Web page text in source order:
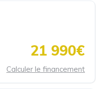
21 990€
Calculer le financement